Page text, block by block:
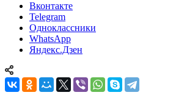
Вконтакте
Telegram
Одноклассники
WhatsApp
Яндекс.Дзен